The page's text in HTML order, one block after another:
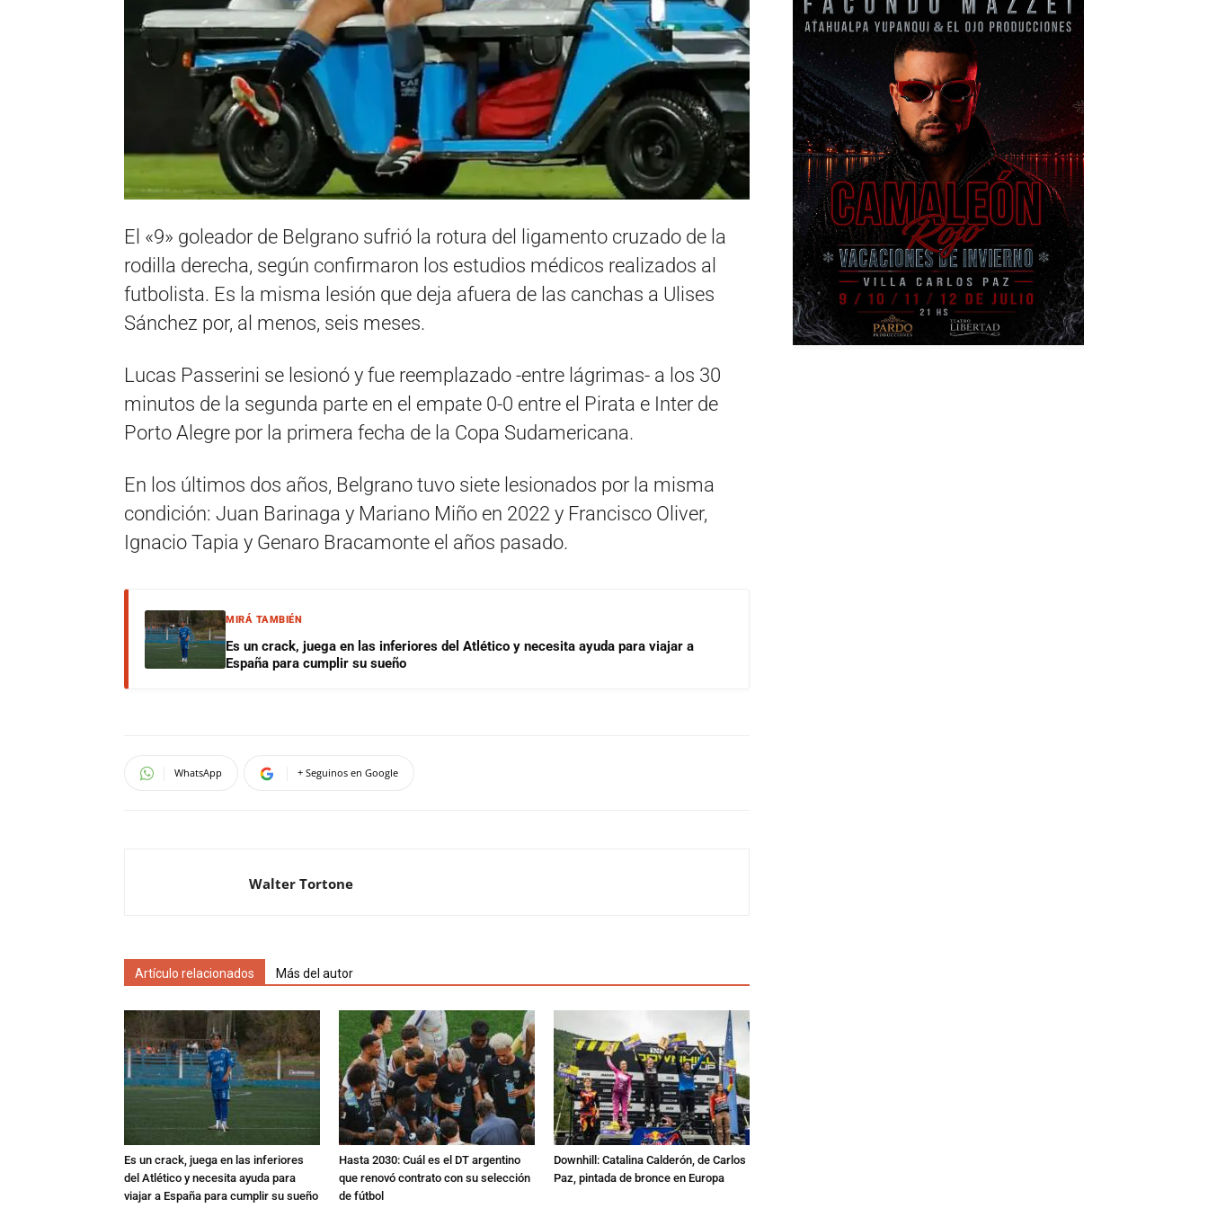
El «9» goleador de Belgrano sufrió la rotura del ligamento cruzado de la
rodilla derecha, según confirmaron los estudios médicos realizados al
futbolista. Es la misma lesión que deja afuera de las canchas a Ulises
Sánchez por, al menos, seis meses.
Lucas Passerini se lesionó y fue reemplazado -entre lágrimas- a los 30
minutos de la segunda parte en el empate 0-0 entre el Pirata e Inter de
Porto Alegre por la primera fecha de la Copa Sudamericana.
En los últimos dos años, Belgrano tuvo siete lesionados por la misma
condición: Juan Barinaga y Mariano Miño en 2022 y Francisco Oliver,
Ignacio Tapia y Genaro Bracamonte el años pasado.
MIRÁ TAMBIÉN
Es un crack, juega en las inferiores del Atlético y necesita ayuda para viajar a
España para cumplir su sueño
WhatsApp + Seguinos en Google
Walter Tortone
Artículo relacionados Más del autor
Es un crack, juega en las inferiores
del Atlético y necesita ayuda para
viajar a España para cumplir su sueño
Hasta 2030: Cuál es el DT argentino
que renovó contrato con su selección
de fútbol
Downhill: Catalina Calderón, de Carlos
Paz, pintada de bronce en Europa